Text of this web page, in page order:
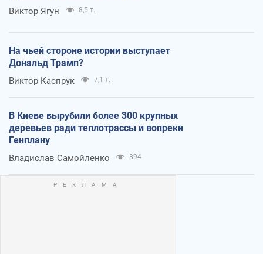
Виктор Ягун 8,5 т.
На чьей стороне истории выступает
Дональд Трамп?
Виктор Каспрук 7,1 т.
В Киеве вырубили более 300 крупных
деревьев ради теплотрассы и вопреки
Генплану
Владислав Самойленко 894